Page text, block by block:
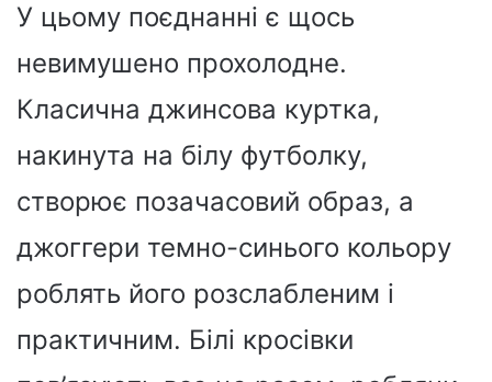
У цьому поєднанні є щось
невимушено прохолодне.
Класична джинсова куртка,
накинута на білу футболку,
створює позачасовий образ, а
джоггери темно-синього кольору
роблять його розслабленим і
практичним. Білі кросівки